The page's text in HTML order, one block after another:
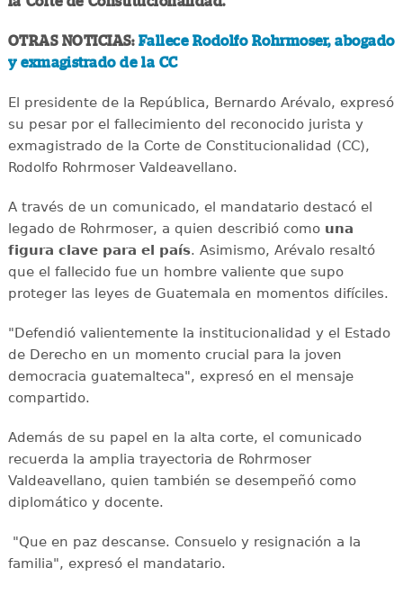
OTRAS NOTICIAS: Fallece Rodolfo Rohrmoser, abogado
y exmagistrado de la CC
El presidente de la República, Bernardo Arévalo, expresó
su pesar por el fallecimiento del reconocido jurista y
exmagistrado de la Corte de Constitucionalidad (CC),
Rodolfo Rohrmoser Valdeavellano.
A través de un comunicado, el mandatario destacó el
legado de Rohrmoser, a quien describió comouna
figura clave para el país. Asimismo, Arévalo resaltó
que el fallecido fue un hombre valiente que supo
proteger las leyes de Guatemala en momentos difíciles.
"Defendió valientemente la institucionalidad y el Estado
de Derecho en un momento crucial para la joven
democracia guatemalteca", expresó en el mensaje
compartido.
Además de su papel en la alta corte, el comunicado
recuerda la amplia trayectoria de Rohrmoser
Valdeavellano, quien también se desempeñó como
diplomático y docente.
"Que en paz descanse. Consuelo y resignación a la
familia", expresó el mandatario.